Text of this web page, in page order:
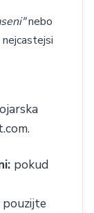
nebo
pokud